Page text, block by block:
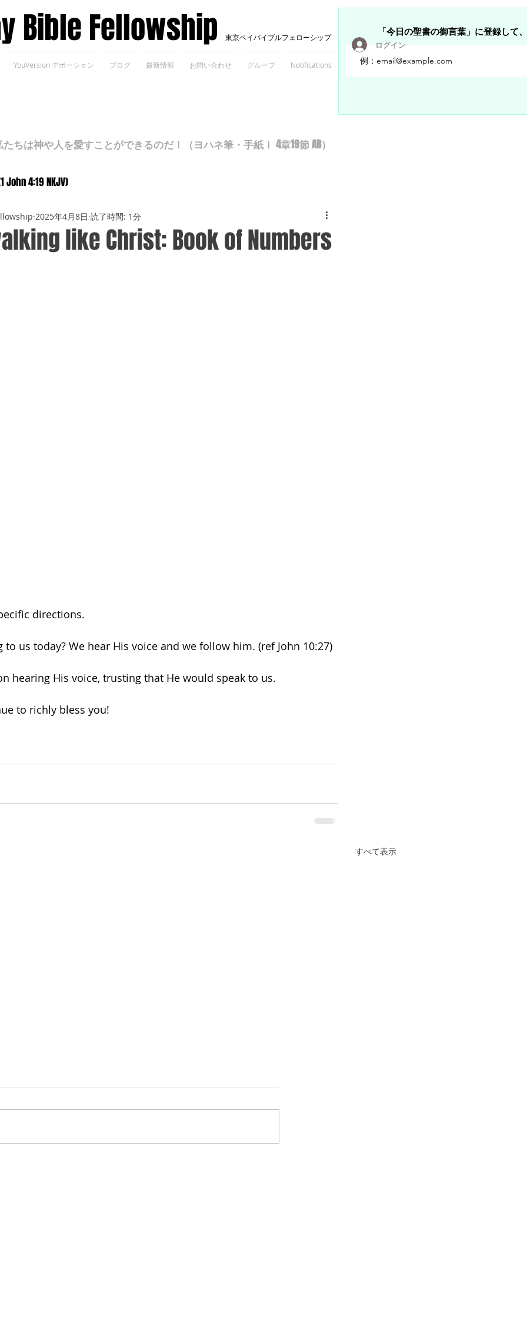
Bible Fellowship 東京ベイバイブルフェローシップ
YouVersion デボーション ブログ 最新情報 お問い合わせ グループ Notifications Members
「今日の聖書の御言葉」に登録して
ログイン
ちは神や人を愛すことができるのだ！（ヨハネ筆・手紙Ⅰ 4章19節 AB）
John 4:19 NKJV)
like Christ: Book of Numbers
2025年4月8日 読了時間: 1分
directions.
to us today? We hear His voice and we follow him. (ref John 10:27)
hearing His voice, trusting that He would speak to us.
to richly bless you!
すべて表示